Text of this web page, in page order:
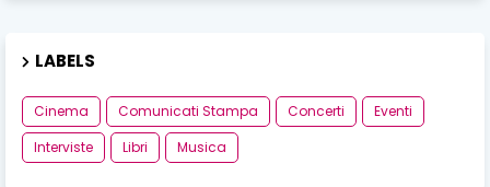
LABELS
Cinema Comunicati Stampa Concerti
Eventi
Interviste
Libri Musica